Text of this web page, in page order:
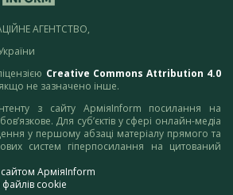
АГЕНТСТВО,
Creative Commons Attribution 4.0
якщо не зазначено інше.
з сайту АрміяInform посилання на
Для суб’єктів у сфері онлайн-медіа
у першому абзаці матеріалу прямого та
систем гіперпосилання на цитований
АрміяInform
cookie